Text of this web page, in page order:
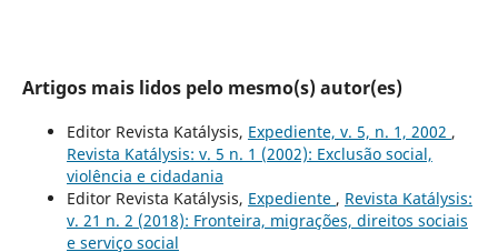
Artigos mais lidos pelo mesmo(s) autor(es)
Editor Revista Katálysis, Expediente, v. 5, n. 1, 2002 ,
Revista Katálysis: v. 5 n. 1 (2002): Exclusão social,
violência e cidadania
Editor Revista Katálysis, Expediente , Revista Katálysis:
v. 21 n. 2 (2018): Fronteira, migrações, direitos sociais
e serviço social